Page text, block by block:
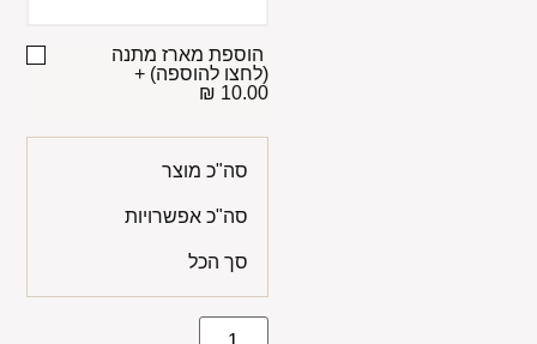
הוספת מארז מתנה
(לחצו להוספה) +
10.00 ₪
סה"כ מוצר
סה"כ אפשרויות
סך הכל